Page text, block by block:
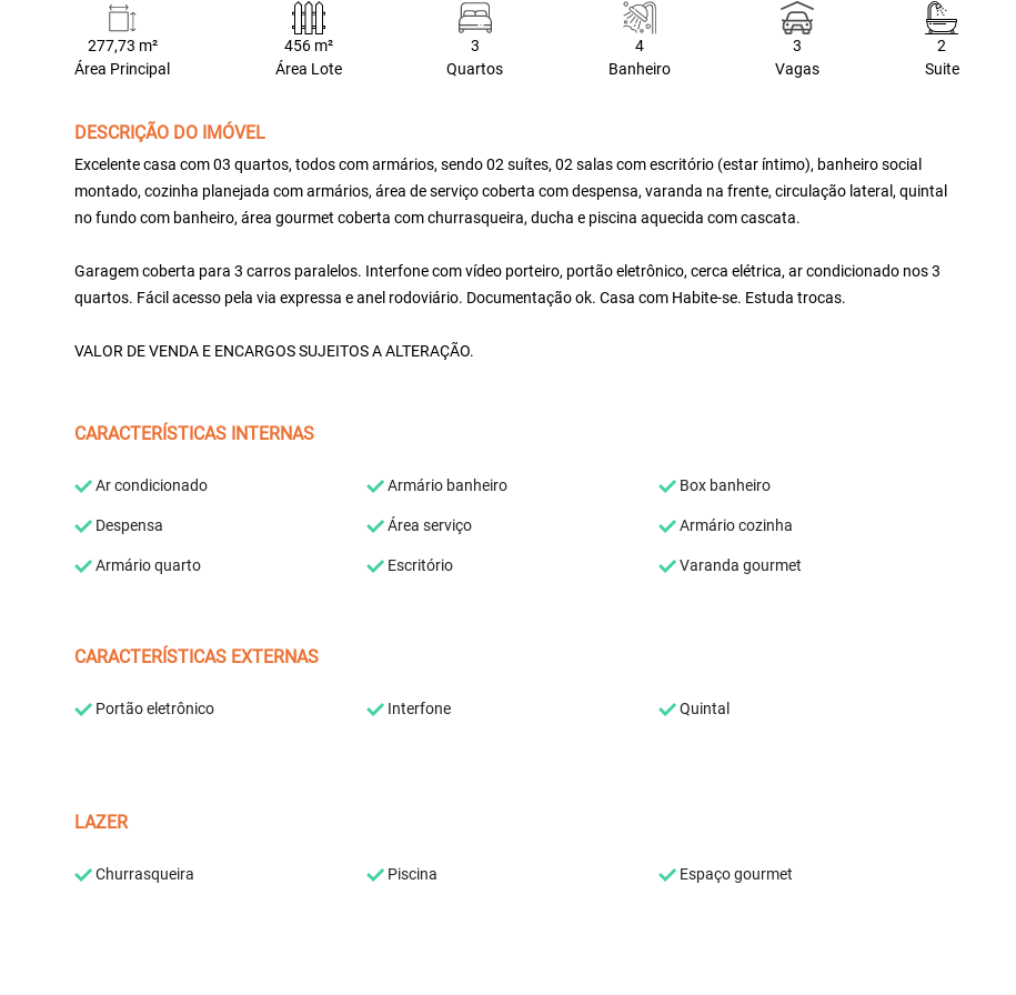
277,73 m²
Área Principal
456 m²
Área Lote
3
Quartos
4
Banheiro
3
Vagas
2
Suite
DESCRIÇÃO DO IMÓVEL
Excelente casa com 03 quartos, todos com armários, sendo 02 suítes, 02 salas com escritório (estar íntimo), banheiro social
montado, cozinha planejada com armários, área de serviço coberta com despensa, varanda na frente, circulação lateral, quintal
no fundo com banheiro, área gourmet coberta com churrasqueira, ducha e piscina aquecida com cascata.
Garagem coberta para 3 carros paralelos. Interfone com vídeo porteiro, portão eletrônico, cerca elétrica, ar condicionado nos 3
quartos. Fácil acesso pela via expressa e anel rodoviário. Documentação ok. Casa com Habite-se. Estuda trocas.
VALOR DE VENDA E ENCARGOS SUJEITOS A ALTERAÇÃO.
CARACTERÍSTICAS INTERNAS
Ar condicionado Armário banheiro Box banheiro
Despensa Área serviço Armário cozinha
Armário quarto Escritório Varanda gourmet
CARACTERÍSTICAS EXTERNAS
Portão eletrônico Interfone Quintal
LAZER
Churrasqueira Piscina Espaço gourmet